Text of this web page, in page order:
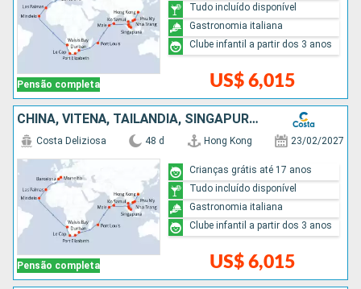
Pensão completa US$ 6,015
Tudo incluído disponível
Gastronomia italiana
Clube infantil a partir dos 3 anos
CHINA, VITENÃ, TAILÃNDIA, SINGAPURA, MALÁSIA, SRI LANKA, MAURICE, AFRICA DO SUL, NAMIBIA, CABO VERDE, ESPANHA, FRANCIA
Pensão completa
Costa Deliziosa 48 d Hong Kong 23/02/2027
US$ 6,015
Crianças grátis até 17 anos
Tudo incluído disponível
Gastronomia italiana
Clube infantil a partir dos 3 anos